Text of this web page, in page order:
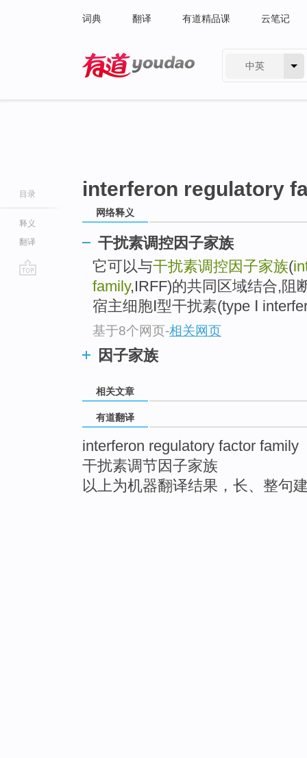
词典 翻译 有道精品课 云笔记
中英
目录
释义
翻译
interferon regulatory
网络释义
干扰素调控因子家族
它可以与干扰素调控因子家族(
family,IRFF)的共同区域结合,阻
宿主细胞Ⅰ型干扰素(type Ⅰ
基于8个网页-相关网页
因子家族
相关文章
有道翻译
interferon regulatory factor family
干扰素调节因子家族
以上为机器翻译结果，长、整句